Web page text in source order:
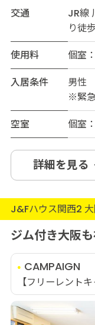
交通
JR線
り徒
使用料
個室
入居条件
男性
※緊
空室
個室
詳細を見る
J&Fハウス関西2
ジム付き大阪
CAMPAIGN
【フリーレント